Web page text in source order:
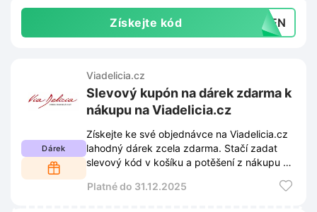
Získejte kód YDEN
Dárek
Viadelicia.cz
Slevový kupón na dárek zdarma k
nákupu na Viadelicia.cz
Získejte ke své objednávce na Viadelicia.cz
lahodný dárek zcela zdarma. Stačí zadat
slevový kód v košíku a potěšení z nákupu se
Platné do 31.12.2025